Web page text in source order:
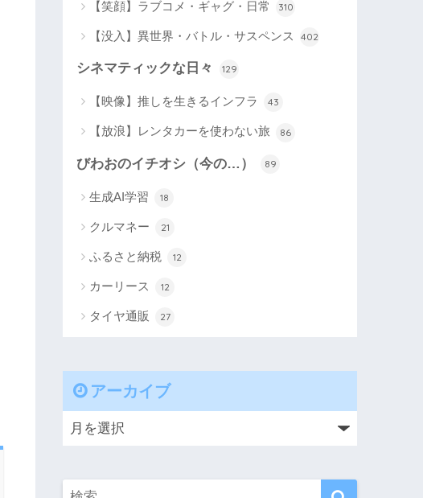
【笑顔】ラブコメ・ギャグ・日常 310
【没入】異世界・バトル・サスペンス 402
シネマティックな日々 129
【映像】推しを生きるインフラ 43
【放浪】レンタカーを使わない旅 86
びわおのイチオシ（今の…） 89
生成AI学習 18
クルマネー 21
ふるさと納税 12
カーリース 12
タイヤ通販 27
アーカイブ